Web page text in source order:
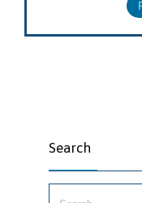
Search